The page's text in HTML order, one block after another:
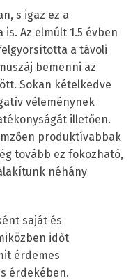
s igaz ez a
Az elmúlt 1.5 évben
a távoli
bemenni az
Sokan kételkedve
véleménynek
illetően.
produktívabbak
tovább ez fokozható,
néhány
saját és
időt
érdemes
érdekében.